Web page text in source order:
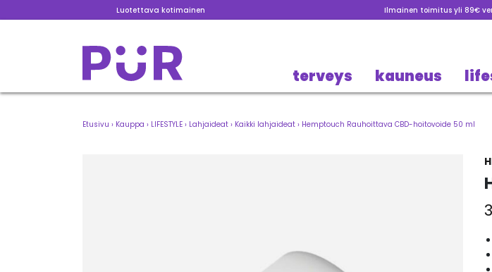
Luotettava kotimainen Ilmainen toimitus yli 89€
terveys kauneus
Etusivu › Kauppa › LIFESTYLE › Lahjaideat › Kaikki lahjaideat › Hemptouch Rauhoittava CBD-hoitovoide 50 ml